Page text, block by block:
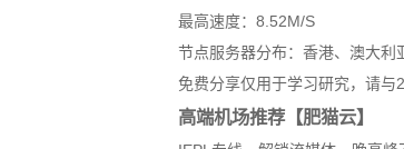
最高速度：8.52M/S
节点服务器分布：香港、澳大利
免费分享仅用于学习研究，请与
高端机场推荐【肥猫云】